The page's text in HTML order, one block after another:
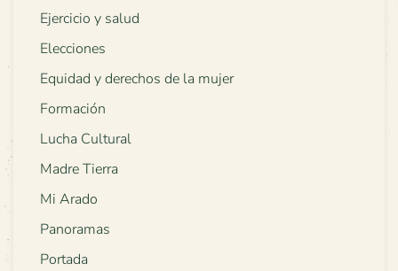
Ejercicio y salud
Elecciones
Equidad y derechos de la mujer
Formación
Lucha Cultural
Madre Tierra
Mi Arado
Panoramas
Portada